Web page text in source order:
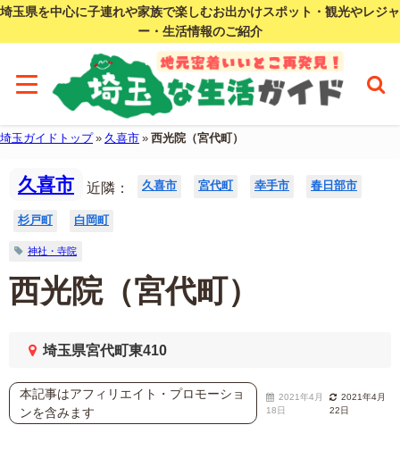
埼玉県を中心に子連れや家族で楽しむお出かけスポット・観光やレジャ
ー・生活情報のご紹介
埼玉ガイドトップ» 久喜市 » 西光院（宮代町）
久喜市 近隣： 久喜市 宮代町 幸手市 春日部市
杉戸町 白岡町
神社・寺院
西光院（宮代町）
埼玉県宮代町東410
本記事はアフィリエイト・プロモーショ
ンを含みます
2021年4月
18日
2021年4月
22日